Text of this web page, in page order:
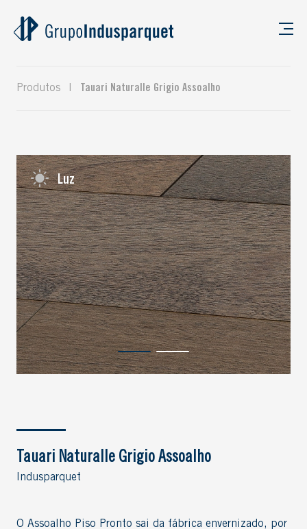
Produtos Tauari Naturalle Grigio Assoalho
Luz
Tauari Naturalle Grigio Assoalho
Indusparquet
O Assoalho Piso Pronto sai da fábrica envernizado, por